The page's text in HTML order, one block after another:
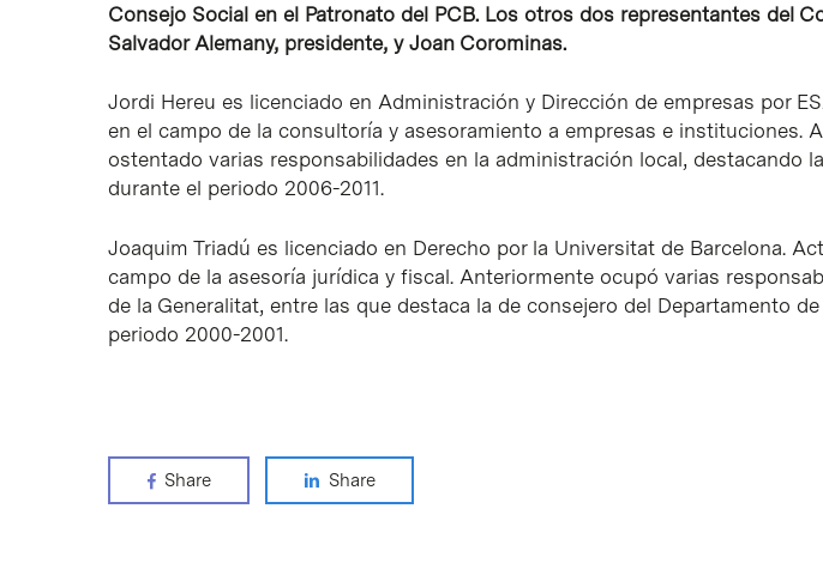
Consejo Social en el Patronato del PCB. Los otros dos representantes del
Salvador Alemany, presidente, y Joan Corominas.
Jordi Hereu es licenciado en Administración y Dirección de empresas por
en el campo de la consultoría y asesoramiento a empresas e instituciones.
ostentado varias responsabilidades en la administración local, destacando
durante el periodo 2006-2011.
Joaquim Triadú es licenciado en Derecho por la Universitat de Barcelona.
campo de la asesoría jurídica y fiscal. Anteriormente ocupó varias
de la Generalitat, entre las que destaca la de consejero del Departamento
periodo 2000-2001.
Share Share